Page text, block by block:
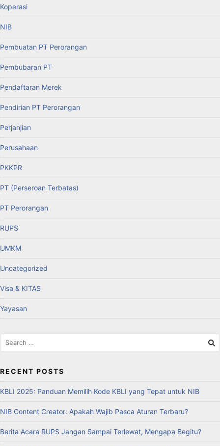
Koperasi
NIB
Pembuatan PT Perorangan
Pembubaran PT
Pendaftaran Merek
Pendirian PT Perorangan
Perjanjian
Perusahaan
PKKPR
PT (Perseroan Terbatas)
PT Perorangan
RUPS
UMKM
Uncategorized
Visa & KITAS
Yayasan
RECENT POSTS
KBLI 2025: Panduan Memilih Kode KBLI yang Tepat untuk NIB
NIB Content Creator: Apakah Wajib Pasca Aturan Terbaru?
Berita Acara RUPS Jangan Sampai Terlewat, Mengapa Begitu?